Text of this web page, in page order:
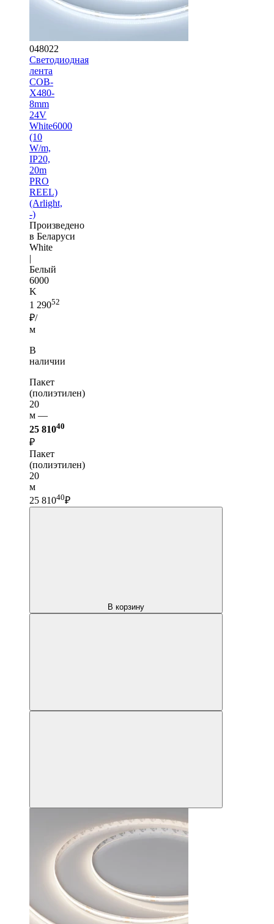
048022
Светодиодная
лента
COB-
X480-
8mm
24V
White6000
(10
W/m,
IP20,
20m
PRO
REEL)
(Arlight,
-)
Произведено
в Беларуси
White
|
Белый
6000
K
1 29052
₽/
м
В
наличии
Пакет
(полиэтилен)
20
м —
25 81040
₽
Пакет
(полиэтилен)
20
м
25 81040₽
В корзину